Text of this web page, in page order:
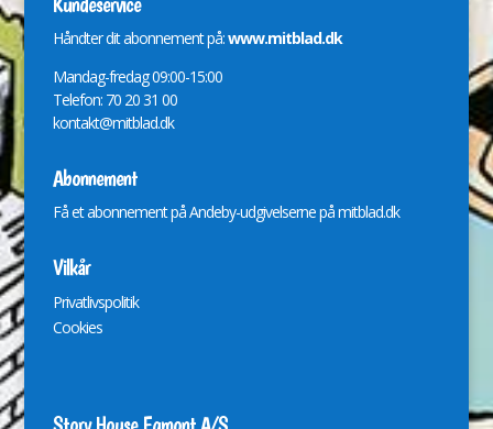
Håndter dit abonnement på:www.mitblad.dk
Mandag-fredag 09:00-15:00
Telefon: 70 20 31 00
kontakt@mitblad.dk
Abonnement
Få et abonnement på Andeby-udgivelserne påmitblad.dk
Vilkår
Privatlivspolitik
Cookies